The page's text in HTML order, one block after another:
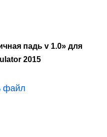
падь v 1.0» для
2015
файл